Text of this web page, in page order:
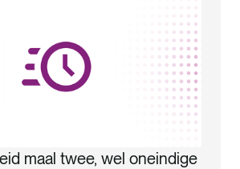
maal twee, wel oneindige